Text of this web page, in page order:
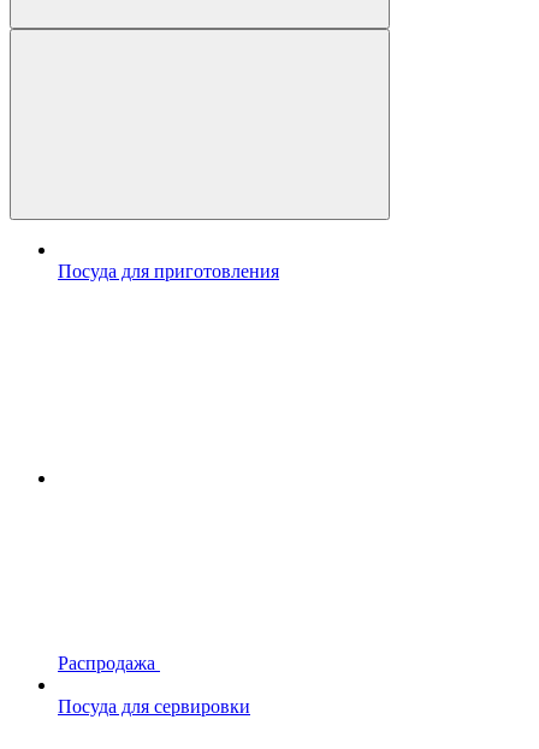
Посуда для приготовления
Распродажа
Посуда для сервировки